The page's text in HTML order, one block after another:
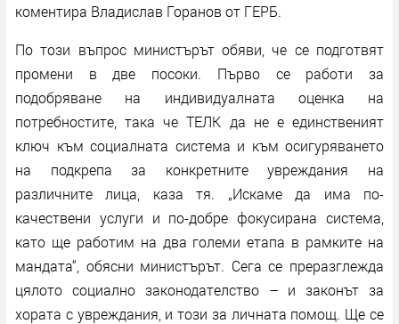
коментира Владислав Горанов от ГЕРБ.
По този въпрос министърът обяви, че се подготвят
промени в две посоки. Първо се работи за
подобряване на индивидуалната оценка на
потребностите, така че ТЕЛК да не е единственият
ключ към социалната система и към осигуряването
на подкрепа за конкретните увреждания на
различните лица, каза тя. „Искаме да има по-
качествени услуги и по-добре фокусирана система,
като ще работим на два големи етапа в рамките на
мандата“, обясни министърът. Сега се преразглежда
цялото социално законодателство – и законът за
хората с увреждания, и този за личната помощ. Ще се